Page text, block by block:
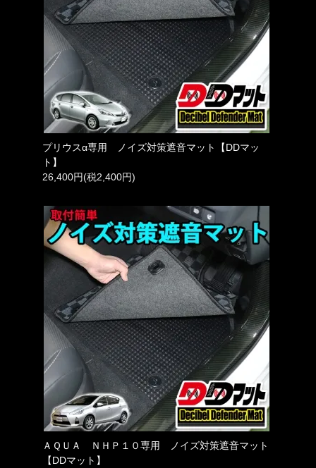
プリウスα専用 ノイズ対策遮音マット【DDマッ
ト】
26,400円(税2,400円)
ＡＱＵＡ ＮＨＰ１０専用 ノイズ対策遮音マット
【DDマット】